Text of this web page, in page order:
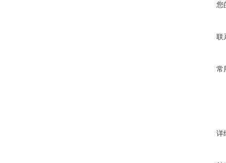
您
联
常
详